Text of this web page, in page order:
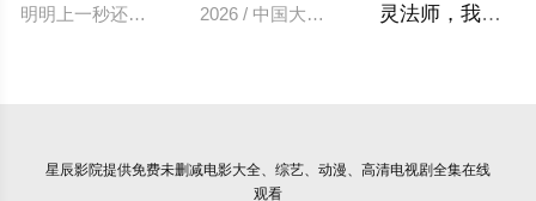
明明上一秒还其乐融融的餐厅，下一秒竟然血流成河……明明是
2026 / 中国大陆 / 动漫,国产动漫
灵法师，我即
星辰影院提供免费未删减电影大全、综艺、动漫、高清电视剧全集在线
观看